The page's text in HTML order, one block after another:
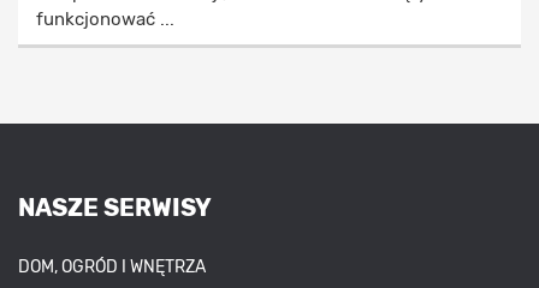
funkcjonować ...
NASZE SERWISY
DOM, OGRÓD I WNĘTRZA